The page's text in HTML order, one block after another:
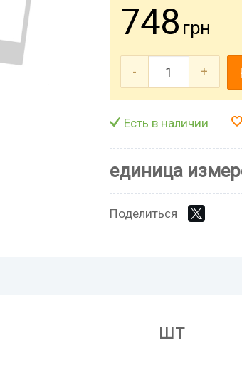
748 грн
- +
Есть в наличии
единица
Поделиться
шт